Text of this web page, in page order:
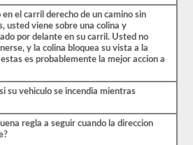
el carril derecho de un camino sin
usted viene sobre una colina y
por delante en su carril. Usted no
y la colina bloquea su vista a la
es probablemente la mejor accion a
su vehiculo se incendia mientras
regla a seguir cuando la direccion